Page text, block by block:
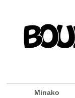
Minako